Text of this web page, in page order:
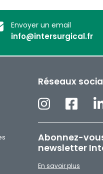
Envoyer un email
info@intersurgical.fr
Réseaux
Abonnez-
newsletter
En savoir plus